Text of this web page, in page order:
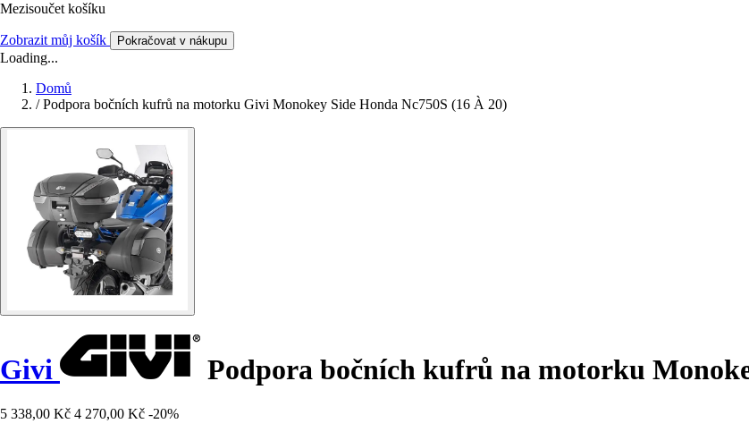
Mezisoučet košíku
Zobrazit můj košík Pokračovat v nákupu
Loading...
Domů
/ Podpora bočních kufrů na motorku Givi Monokey Side Honda Nc750S (16 À 20)
Givi Podpora bočních kufrů na motorku
5 338,00 Kč 4 270,00 Kč -20%